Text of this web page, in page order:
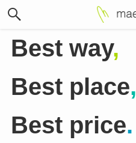
Best way,
Best place,
Best price.